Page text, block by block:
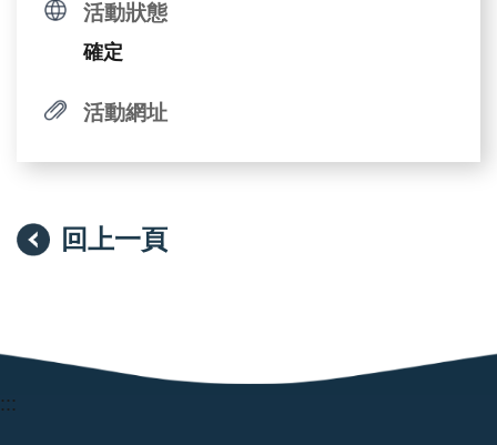
活動狀態
確定
活動網址
回上一頁
:::